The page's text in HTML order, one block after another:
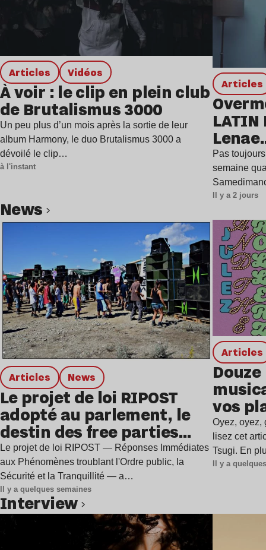
Articles Vidéos
À voir : le clip en plein club
de Brutalismus 3000
Un peu plus d’un mois après la sortie de leur
album Harmony, le duo Brutalismus 3000 a
dévoilé le clip…
à l'instant
Articles
LATIN
Pas
semaine
Il y a 2 jours
news
Articles news
Le projet de loi RIPOST
adopté au parlement, le
destin des free parties
est-il scellé ?
Le projet de loi RIPOST — Réponses Immédiates
aux Phénomènes troublant l'Ordre public, la
Sécurité et la Tranquillité — a…
Il y a quelques semaines
Articles
vos
Oyez, oyez,
lisez cet
Tsugi. En
Il y a
Lire l’article
interview
Lire l’article